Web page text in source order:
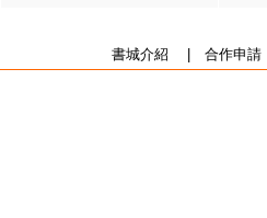
書城介紹 合作申請